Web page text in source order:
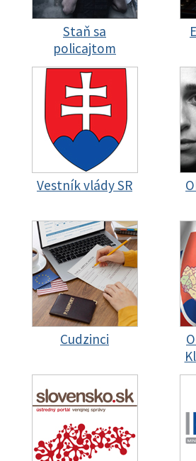
Staň sa
policajtom
Vestník vlády SR
Cudzinci